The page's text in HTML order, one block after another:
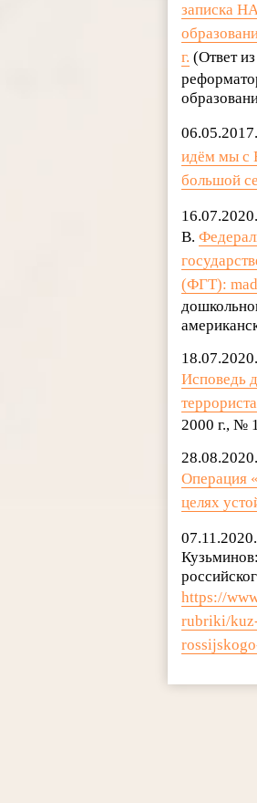
записка
г. (Ответ
идём мы с
большой
В.
(ФГТ):
Исповедь
террориста
2000 г., №
Операция
целях
https://
rubriki/